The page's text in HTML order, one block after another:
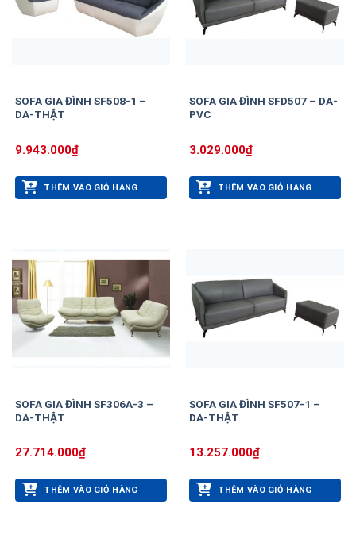
SOFA GIA ĐÌNH SF508-1 –
DA-THẬT
9.943.000₫
THÊM VÀO GIỎ HÀNG
SOFA GIA ĐÌNH SFD507 – DA-
PVC
3.029.000₫
THÊM VÀO GIỎ HÀNG
SOFA GIA ĐÌNH SF306A-3 –
DA-THẬT
27.714.000₫
THÊM VÀO GIỎ HÀNG
SOFA GIA ĐÌNH SF507-1 –
DA-THẬT
13.257.000₫
THÊM VÀO GIỎ HÀNG